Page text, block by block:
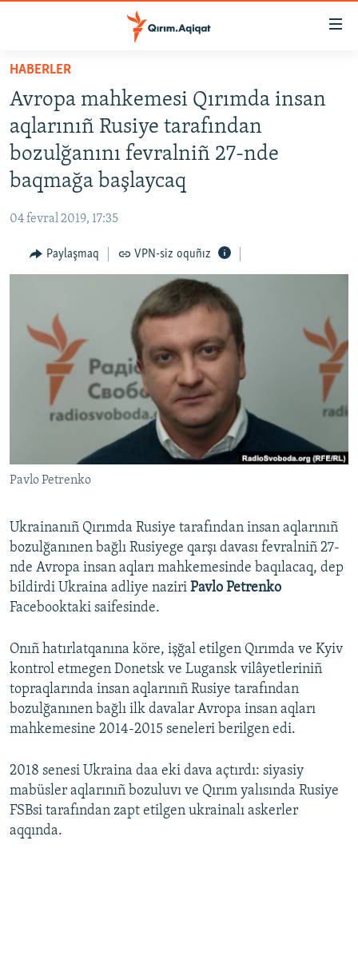
Esas
qaytmaq
Baş
navigatsiyağa
qaytmaq
Qıdıruvğa
SİYASET
İQTİSADİYAT
İNSAN AQLARI
VİDEO
BLOGLAR
FİKİR
Русский
Українською
RFE/RS bütün saytları
HABERLER
Avropa mahkemesi Qırımda insan
aqlarınıñ Rusiye tarafından
bozulğanını fevralniñ 27-nde
baqmağa başlaycaq
04 fevral 2019, 17:35
Paylaşmaq VPN-siz oquñız
Pavlo Petrenko
Ukrainanıñ Qırımda Rusiye tarafından insan aqlarınıñ
bozulğanınen bağlı Rusiyege qarşı davası fevralniñ 27-
nde Avropa insan aqları mahkemesinde baqılacaq, dep
bildirdi Ukraina adliye naziri Pavlo Petrenko
Facebooktaki saifesinde.
Onıñ hatırlatqanına köre, işğal etilgen Qırımda ve Kyiv
kontrol etmegen Donetsk ve Lugansk vilâyetleriniñ
topraqlarında insan aqlarınıñ Rusiye tarafından
bozulğanınen bağlı ilk davalar Avropa insan aqları
mahkemesine 2014-2015 seneleri berilgen edi.
2018 senesi Ukraina daa eki dava açtırdı: siyasiy
mabüsler aqlarınıñ bozuluvı ve Qırım yalısında Rusiye
FSBsi tarafından zapt etilgen ukrainalı askerler
aqqında.